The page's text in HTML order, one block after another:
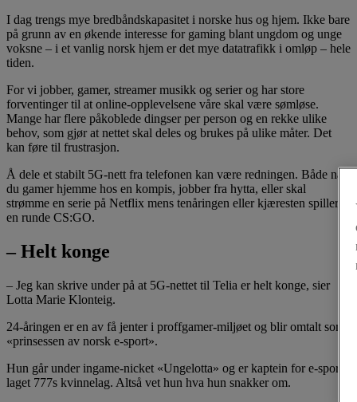
I dag trengs mye bredbåndskapasitet i norske hus og hjem. Ikke bare
på grunn av en økende interesse for gaming blant ungdom og unge
voksne – i et vanlig norsk hjem er det mye datatrafikk i omløp – hele
tiden.
For vi jobber, gamer, streamer musikk og serier og har store
forventinger til at online-opplevelsene våre skal være sømløse.
Mange har flere påkoblede dingser per person og en rekke ulike
behov, som gjør at nettet skal deles og brukes på ulike måter. Det
kan føre til frustrasjon.
Å dele et stabilt 5G-nett fra telefonen kan være redningen. Både når
du gamer hjemme hos en kompis, jobber fra hytta, eller skal
strømme en serie på Netflix mens tenåringen eller kjæresten spiller
en runde CS:GO.
– Helt konge
– Jeg kan skrive under på at 5G-nettet til Telia er helt konge, sier
Lotta Marie Klonteig.
24-åringen er en av få jenter i proffgamer-miljøet og blir omtalt som
«prinsessen av norsk e-sport».
Hun går under ingame-nicket «Ungelotta» og er kaptein for e-sport
laget 777s kvinnelag. Altså vet hun hva hun snakker om.